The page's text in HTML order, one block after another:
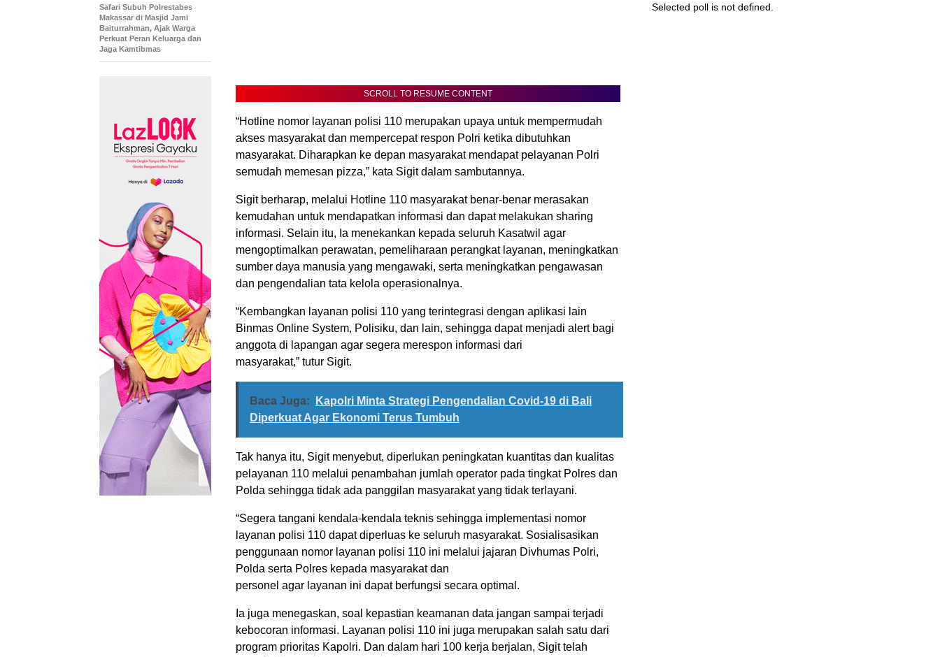
SCROLL TO RESUME CONTENT
“Hotline nomor layanan polisi 110 merupakan upaya untuk mempermudah
akses masyarakat dan mempercepat respon Polri ketika dibutuhkan
masyarakat. Diharapkan ke depan masyarakat mendapat pelayanan Polri
semudah memesan pizza,” kata Sigit dalam sambutannya.
Sigit berharap, melalui Hotline 110 masyarakat benar-benar merasakan
kemudahan untuk mendapatkan informasi dan dapat melakukan sharing
informasi. Selain itu, Ia menekankan kepada seluruh Kasatwil agar
mengoptimalkan perawatan, pemeliharaan perangkat layanan, meningkatkan
sumber daya manusia yang mengawaki, serta meningkatkan pengawasan
dan pengendalian tata kelola operasionalnya.
“Kembangkan layanan polisi 110 yang terintegrasi dengan aplikasi lain
Binmas Online System, Polisiku, dan lain, sehingga dapat menjadi alert bagi
anggota di lapangan agar segera merespon informasi dari
masyarakat,” tutur Sigit.
Baca Juga:
Kapolri Minta Strategi Pengendalian Covid-19 di Bali
Diperkuat Agar Ekonomi Terus Tumbuh
Tak hanya itu, Sigit menyebut, diperlukan peningkatan kuantitas dan kualitas
pelayanan 110 melalui penambahan jumlah operator pada tingkat Polres dan
Polda sehingga tidak ada panggilan masyarakat yang tidak terlayani.
“Segera tangani kendala-kendala teknis sehingga implementasi nomor
layanan polisi 110 dapat diperluas ke seluruh masyarakat. Sosialisasikan
penggunaan nomor layanan polisi 110 ini melalui jajaran Divhumas Polri,
Polda serta Polres kepada masyarakat dan
personel agar layanan ini dapat berfungsi secara optimal.
Ia juga menegaskan, soal kepastian keamanan data jangan sampai terjadi
kebocoran informasi. Layanan polisi 110 ini juga merupakan salah satu dari
program prioritas Kapolri. Dan dalam hari 100 kerja berjalan, Sigit telah
Safari Subuh Polrestabes
Makassar di Masjid Jami
Baiturrahman, Ajak Warga
Perkuat Peran Keluarga dan
Jaga Kamtibmas
Selected poll is not defined.